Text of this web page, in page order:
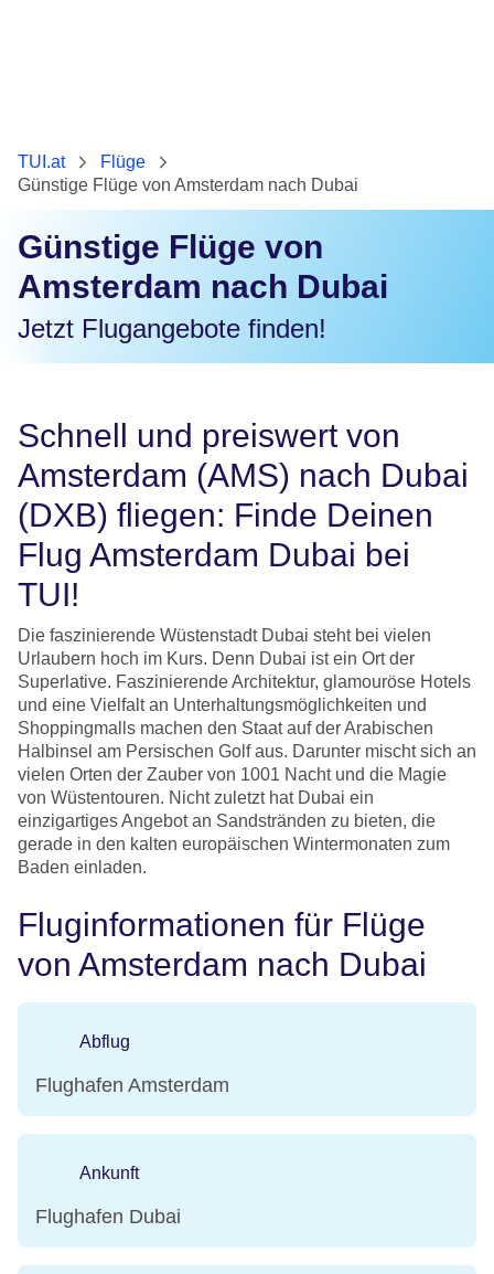
TUI.at
Flüge
Günstige Flüge von Amsterdam nach Dubai
Günstige Flüge von
Amsterdam nach Dubai
Jetzt Flugangebote finden!
Schnell und preiswert von
Amsterdam (AMS) nach Dubai
(DXB) fliegen: Finde Deinen
Flug Amsterdam Dubai bei
TUI!
Die faszinierende Wüstenstadt Dubai steht bei vielen
Urlaubern hoch im Kurs. Denn Dubai ist ein Ort der
Superlative. Faszinierende Architektur, glamouröse Hotels
und eine Vielfalt an Unterhaltungsmöglichkeiten und
Shoppingmalls machen den Staat auf der Arabischen
Halbinsel am Persischen Golf aus. Darunter mischt sich an
vielen Orten der Zauber von 1001 Nacht und die Magie
von Wüstentouren. Nicht zuletzt hat Dubai ein
einzigartiges Angebot an Sandstränden zu bieten, die
gerade in den kalten europäischen Wintermonaten zum
Baden einladen.
Fluginformationen für Flüge
von Amsterdam nach Dubai
Abflug
Flughafen Amsterdam
Ankunft
Flughafen Dubai